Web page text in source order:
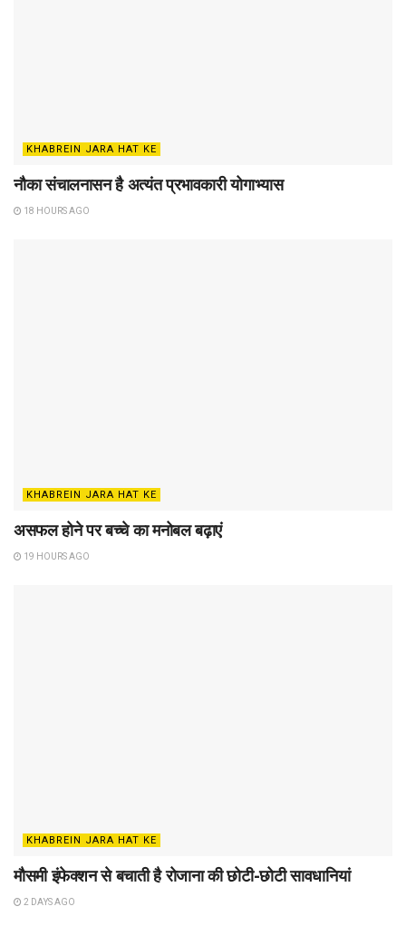
KHABREIN JARA HAT KE
नौका संचालनासन है अत्यंत प्रभावकारी योगाभ्यास
18 HOURS AGO
KHABREIN JARA HAT KE
असफल होने पर बच्चे का मनोबल बढ़ाएं
19 HOURS AGO
KHABREIN JARA HAT KE
मौसमी इंफेक्शन से बचाती है रोजाना की छोटी-छोटी सावधानियां
2 DAYS AGO